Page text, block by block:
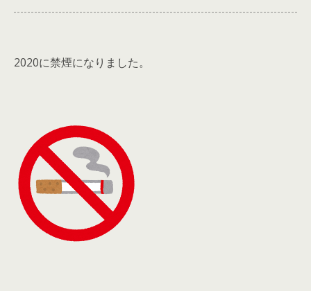
2020に禁煙になりました。